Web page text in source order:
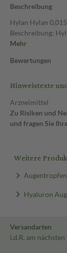
Beschreibung
Hylan Hylan
Beschreibung:
Mehr
Bewertungen
Hinweistexte
Arzneimittel
Zu Risiken und
und fragen Sie
Weitere
Hyaluron
Versandarten
i.d.R. am